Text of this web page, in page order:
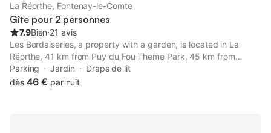
La Réorthe, Fontenay-le-Comte
Gîte pour 2 personnes
7.9Bien⋅21 avis
Les Bordaiseries, a property with a garden, is located in La
Réorthe, 41 km from Puy du Fou Theme Park, 45 km from
Mytiliculture Museum, as well as 38 km from Natur'Zoo.
Parking Jardin
Draps de lit
dès 46 € par nuit